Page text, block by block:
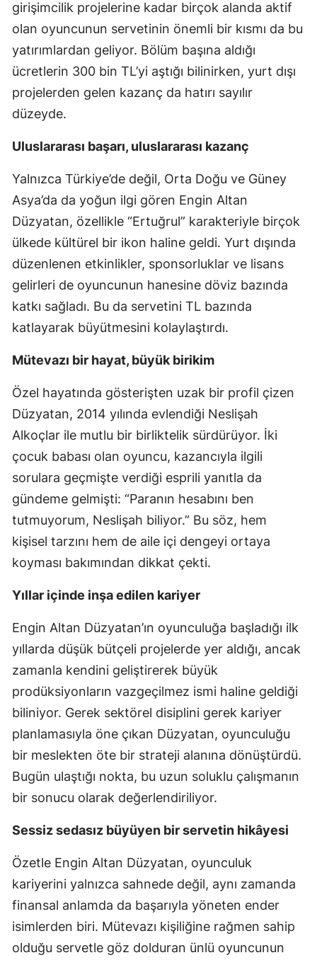
girişimcilik projelerine kadar birçok alanda aktif
olan oyuncunun servetinin önemli bir kısmı da bu
yatırımlardan geliyor. Bölüm başına aldığı
ücretlerin 300 bin TL’yi aştığı bilinirken, yurt dışı
projelerden gelen kazanç da hatırı sayılır
düzeyde.
Uluslararası başarı, uluslararası kazanç
Yalnızca Türkiye’de değil, Orta Doğu ve Güney
Asya’da da yoğun ilgi gören Engin Altan
Düzyatan, özellikle “Ertuğrul” karakteriyle birçok
ülkede kültürel bir ikon haline geldi. Yurt dışında
düzenlenen etkinlikler, sponsorluklar ve lisans
gelirleri de oyuncunun hanesine döviz bazında
katkı sağladı. Bu da servetini TL bazında
katlayarak büyütmesini kolaylaştırdı.
Mütevazı bir hayat, büyük birikim
Özel hayatında gösterişten uzak bir profil çizen
Düzyatan, 2014 yılında evlendiği Neslişah
Alkoçlar ile mutlu bir birliktelik sürdürüyor. İki
çocuk babası olan oyuncu, kazancıyla ilgili
sorulara geçmişte verdiği esprili yanıtla da
gündeme gelmişti: “Paranın hesabını ben
tutmuyorum, Neslişah biliyor.” Bu söz, hem
kişisel tarzını hem de aile içi dengeyi ortaya
koyması bakımından dikkat çekti.
Yıllar içinde inşa edilen kariyer
Engin Altan Düzyatan’ın oyunculuğa başladığı ilk
yıllarda düşük bütçeli projelerde yer aldığı, ancak
zamanla kendini geliştirerek büyük
prodüksiyonların vazgeçilmez ismi haline geldiği
biliniyor. Gerek sektörel disiplini gerek kariyer
planlamasıyla öne çıkan Düzyatan, oyunculuğu
bir meslekten öte bir strateji alanına dönüştürdü.
Bugün ulaştığı nokta, bu uzun soluklu çalışmanın
bir sonucu olarak değerlendiriliyor.
Sessiz sedasız büyüyen bir servetin hikâyesi
Özetle Engin Altan Düzyatan, oyunculuk
kariyerini yalnızca sahnede değil, aynı zamanda
finansal anlamda da başarıyla yöneten ender
isimlerden biri. Mütevazı kişiliğine rağmen sahip
olduğu servetle göz dolduran ünlü oyuncunun